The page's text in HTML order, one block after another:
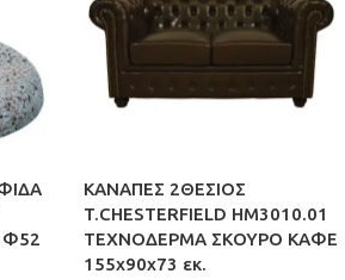
Φ52
ΚΑΝΑΠΕΣ 2ΘΕΣΙΟΣ
T.CHESTERFIELD HM3010.01
ΤΕΧΝΟΔΕΡΜΑ ΣΚΟΥΡΟ ΚΑΦΕ
155x90x73 εκ.